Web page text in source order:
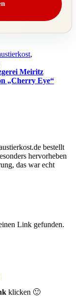
,
Meiritz
„Cherry Eye“
bestellt
hervorheben
das war echt
Link gefunden.
klicken 🙂